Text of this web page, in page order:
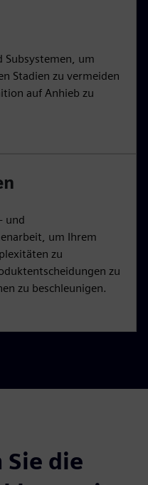
Subsystemen, um
Stadien zu vermeiden
auf Anhieb zu
und
um Ihrem
zu
zu
zu beschleunigen.
Sie die